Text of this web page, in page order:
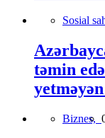
Sosial
təmin
Biznes,